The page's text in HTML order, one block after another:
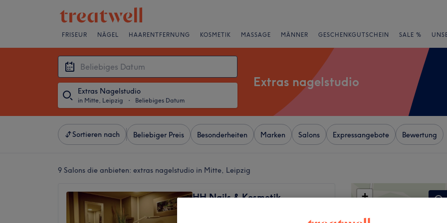
FRISEUR NÄGEL HAARENTFERNUNG KOSMETIK MASSAGE MÄNNER GESCHENKGUTSCHEIN SALE %
Extras Nagelstudio
in Mitte, Leipzig ・ Beliebiges Datum
Extras nagelstudio
Sortieren nach Beliebiger Preis Besonderheiten Marken Salons Expressangebote Bewertung
9 Salons die anbieten: extras nagelstudio in Mitte, Leipzig
HH Nails & Kosmetik
+